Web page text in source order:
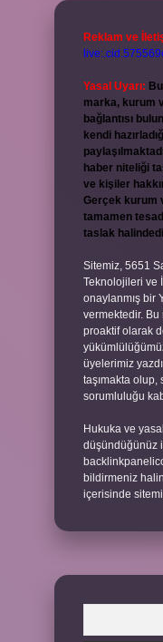
Reklam ve
Yasal Uyarı:
marka, kurum
bağlantısı
kendi
haber niteliği
ve kişiler
Gerçek kurum
tamamen
taslak
Sitemiz, 5651
Teknolojileri ve
onaylanmış bir
vermektedir.
proaktif olarak
üyelerimiz
taşımakta olup,
sorumluluğu
Hukuka ve
düşündüğünüz
bildirmeniz
içerisinde